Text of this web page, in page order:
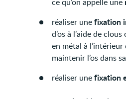
réaliser unefixation
d’os à l’aide de
en métal à
maintenir l’os dans
réaliser unefixation